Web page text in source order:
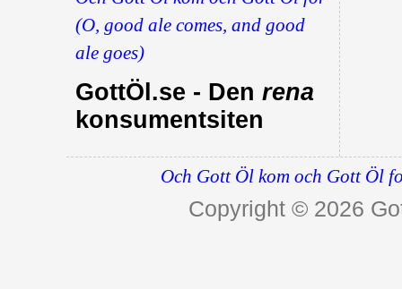
(O, good ale comes, and good
ale goes)
GottÖl.se - Den rena
konsumentsiten
Och Gott Öl kom och Gott Öl
Copyright © 2026